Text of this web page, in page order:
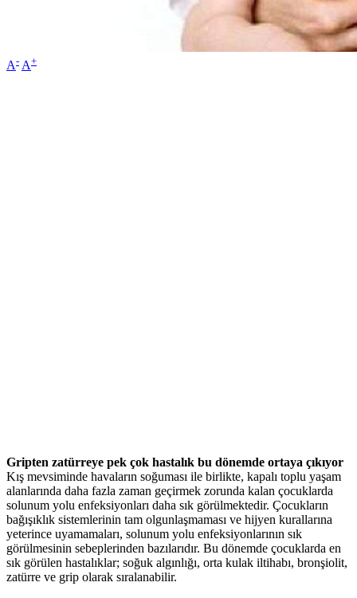
A- A+
Gripten zatürreye pek çok hastalık bu dönemde ortaya çıkıyor
Kış mevsiminde havaların soğuması ile birlikte, kapalı toplu yaşam
alanlarında daha fazla zaman geçirmek zorunda kalan çocuklarda
solunum yolu enfeksiyonları daha sık görülmektedir. Çocukların
bağışıklık sistemlerinin tam olgunlaşmaması ve hijyen kurallarına
yeterince uyamamaları, solunum yolu enfeksiyonlarının sık
görülmesinin sebeplerinden bazılarıdır. Bu dönemde çocuklarda en
sık görülen hastalıklar; soğuk algınlığı, orta kulak iltihabı, bronşiolit,
zatürre ve grip olarak sıralanabilir.